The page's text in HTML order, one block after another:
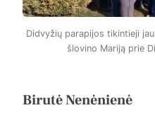
Didvyžių parapijos tikintieji
šlovino Mariją prie
Birutė Nenėnienė